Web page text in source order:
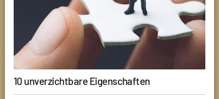
10 unverzichtbare Eigenschaften